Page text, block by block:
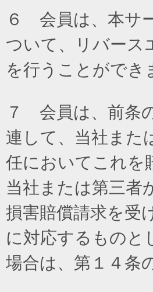
６ 会員は、本サ
ついて、リバース
を行うことができ
７ 会員は、前条
連して、当社また
任においてこれを
当社または第三者
損害賠償請求を受
に対応するものと
場合は、第１４条